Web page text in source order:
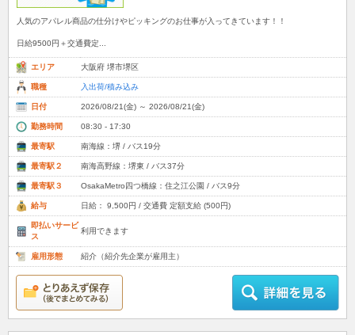
人気のアパレル商品の仕分けやピッキングのお仕事が入ってきています！！
日給9500円＋交通費定...
エリア 大阪府 堺市堺区
職種 入出荷/積み込み
日付 2026/08/21(金) ～ 2026/08/21(金)
勤務時間 08:30 - 17:30
最寄駅 南海線：堺 / バス19分
最寄駅２ 南海高野線：堺東 / バス37分
最寄駅３ OsakaMetro四つ橋線：住之江公園 / バス9分
給与 日給： 9,500円 / 交通費 定額支給 (500円)
即払いサービ
ス
利用できます
雇用形態 紹介（紹介先企業が雇用主）